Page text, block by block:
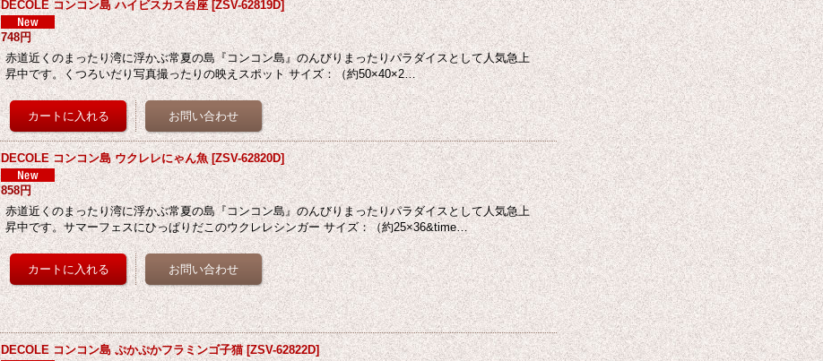
DECOLE コンコン島 ハイビスカス台座 [ZSV-62819D]
748円
赤道近くのまったり湾に浮かぶ常夏の島『コンコン島』のんびりまったりパラダイスとして人気急上
昇中です。くつろいだり写真撮ったりの映えスポット サイズ：（約50×40×2…
DECOLE コンコン島 ウクレレにゃん魚 [ZSV-62820D]
858円
赤道近くのまったり湾に浮かぶ常夏の島『コンコン島』のんびりまったりパラダイスとして人気急上
昇中です。サマーフェスにひっぱりだこのウクレレシンガー サイズ：（約25×36&time…
DECOLE コンコン島 ぷかぷかフラミンゴ子猫 [ZSV-62822D]